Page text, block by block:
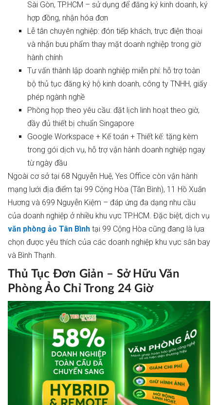
Sài Gòn, TP.HCM – sử dụng để đăng ký kinh doanh, ký
hợp đồng, nhận hóa đơn
Lễ tân chuyên nghiệp: đón tiếp khách, trực điện thoại
và nhận bưu phẩm thay mặt doanh nghiệp trong giờ
hành chính
Tư vấn thành lập doanh nghiệp miễn phí: hỗ trợ toàn
bộ thủ tục đăng ký hộ kinh doanh, công ty TNHH, giấy
phép ngành nghề
Phòng họp theo yêu cầu: đặt lịch linh hoạt theo giờ,
đầy đủ thiết bị chuẩn Singapore
Google Workspace + Kế toán + Thiết kế: tặng kèm
trong gói dịch vụ, hỗ trợ vận hành doanh nghiệp ngay
từ ngày đầu
Ngoài cơ sở tại 68 Nguyễn Huệ, Yes Office còn vận hành
mạng lưới địa điểm tại 99 Cộng Hòa (Tân Bình), 11 Hồ Xuân
Hương và 699 Nguyễn Kiệm – đáp ứng đa dạng nhu cầu
của doanh nghiệp ở nhiều khu vực TP.HCM. Đặc biệt, dịch vụ
văn phòng ảo Tân Bình tại 99 Cộng Hòa cũng đang là lựa
chọn được yêu thích của các doanh nghiệp khu vực sân bay
và Bình Thạnh.
Thủ Tục Đơn Giản – Sở Hữu Văn
Phòng Ảo Chỉ Trong 24 Giờ